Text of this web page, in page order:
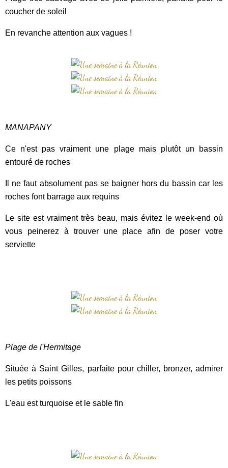
coucher de soleil
En revanche attention aux vagues !
MANAPANY
Ce n'est pas vraiment une plage mais plutôt un bassin
entouré de roches
Il ne faut absolument pas se baigner hors du bassin car les
roches font barrage aux requins
Le site est vraiment très beau, mais évitez le week-end où
vous peinerez à trouver une place afin de poser votre
serviette
Plage de l'Hermitage
Située à Saint Gilles, parfaite pour chiller, bronzer, admirer
les petits poissons
L'eau est turquoise et le sable fin